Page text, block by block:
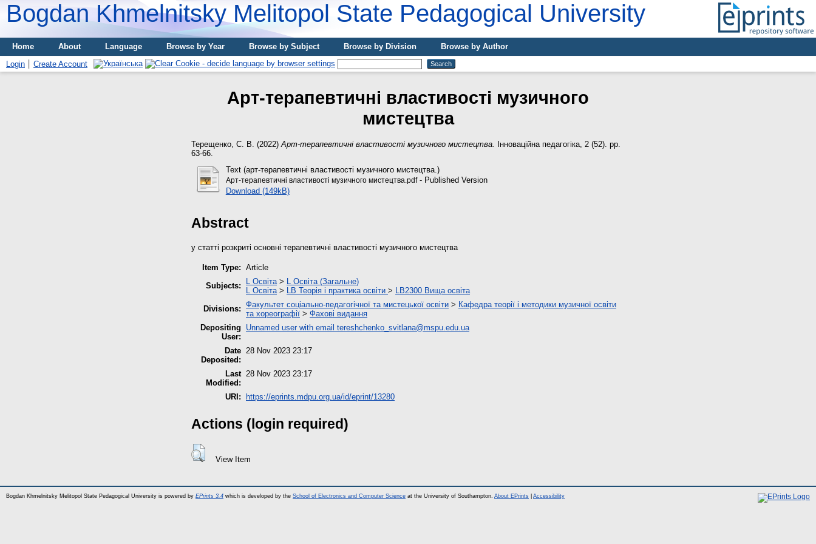
Bogdan Khmelnitsky Melitopol State Pedagogical University
Home About Language Browse by Year Browse by Subject Browse by Division
Browse by Author
Login
Create Account
Арт-терапевтичні властивості музичного
мистецтва
Терещенко, С. В. (2022) Арт-терапевтичні властивості музичного мистецтва. Інноваційна педагогіка, 2 (52). pp.
63-66.
Text (арт-терапевтичні властивості музичного мистецтва.)
Арт-терапевтичні властивості музичного мистецтва.pdf- Published Version
Download (149kB)
Abstract
у статті розкриті основні терапевтичні властивості музичного мистецтва
Item Type: Article
Subjects:
L Освіта> L Освіта (Загальне)
L Освіта> LB Теорія і практика освіти > LB2300 Вища освіта
Divisions: Факультет соціально-педагогічної та мистецької освіти > Кафедра теорії і методики музичної освіти
та хореографії > Фахові видання
Depositing
User:
Unnamed user with email tereshchenko_svitlana@mspu.edu.ua
Date
Deposited:
28 Nov 2023 23:17
Last
Modified:
28 Nov 2023 23:17
URI: https://eprints.mdpu.org.ua/id/eprint/13280
Actions (login required)
View Item
Bogdan Khmelnitsky Melitopol State Pedagogical University is powered by EPrints 3.4 which is developed by the School of Electronics and Computer Science at the University of Southampton. About EPrints Accessibility